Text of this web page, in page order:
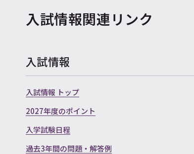
入試情報関連リンク
入試情報
入試情報 トップ
2027年度のポイント
入学試験日程
過去3年間の問題・解答例